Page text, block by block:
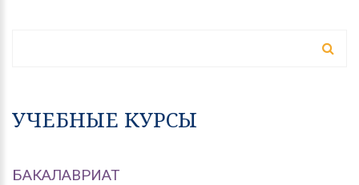
УЧЕБНЫЕ КУРСЫ
БАКАЛАВРИАТ